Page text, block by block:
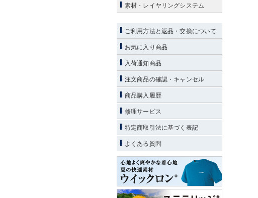
素材・レイヤリングシステム
ご利用方法と返品・交換について
お気に入り商品
入荷通知商品
注文商品の確認・キャンセル
商品購入履歴
修理サービス
特定商取引法に基づく表記
よくある質問